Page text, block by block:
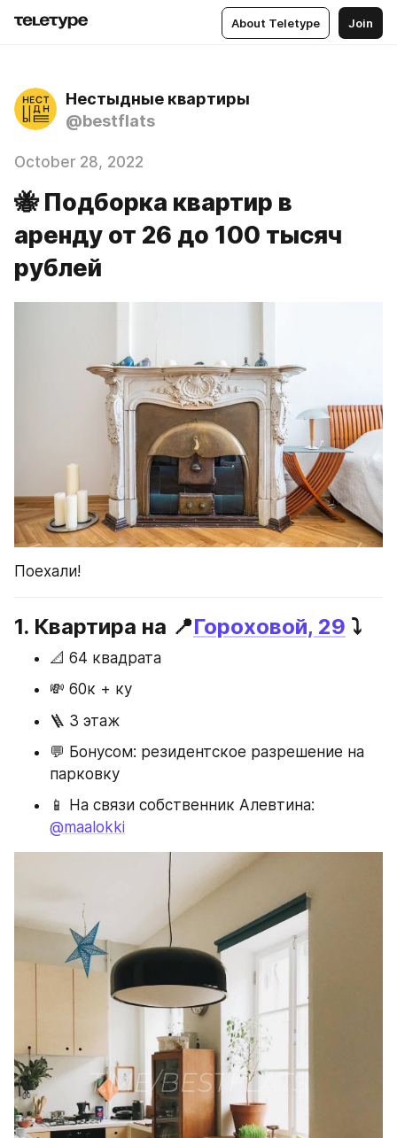
About Teletype Join
Нестыдные квартиры
@bestflats
October 28, 2022
🐝 Подборка квартир в
аренду от 26 до 100 тысяч
рублей
Поехали!
1. Квартира на 📍Гороховой, 29 ⤵️
📐 64 квадрата
💸 60к + ку
🪜 3 этаж
💬 Бонусом: резидентское разрешение на
парковку
@maalokki